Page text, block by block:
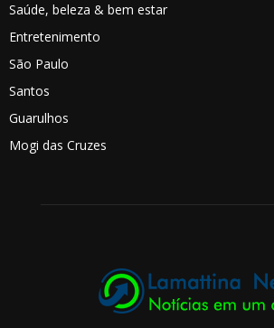
Saúde, beleza & bem estar
Entretenimento
São Paulo
Santos
Guarulhos
Mogi das Cruzes